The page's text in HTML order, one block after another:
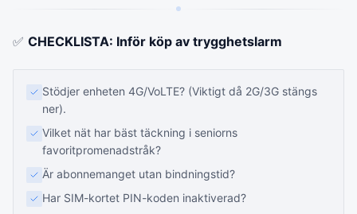
✅ CHECKLISTA: Inför köp av trygghetslarm
Stödjer enheten 4G/VoLTE? (Viktigt då 2G/3G stängs
ner).
Vilket nät har bäst täckning i seniorns
favoritpromenadstråk?
Är abonnemanget utan bindningstid?
Har SIM-kortet PIN-koden inaktiverad?